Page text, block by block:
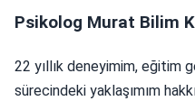
Psikolog Murat Bilim
22 yıllık deneyimim, eğitim
sürecindeki yaklaşımım